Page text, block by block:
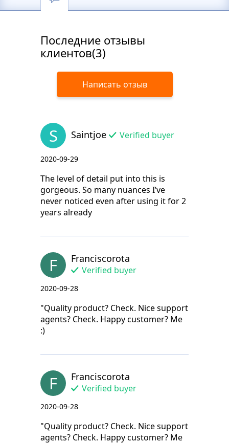
Последние отзывы
клиентов(3)
Написать отзыв
S Saintjoe Verified buyer
2020-09-29
The level of detail put into this is
gorgeous. So many nuances I’ve
never noticed even after using it for 2
years already
F Franciscorota
Verified buyer
2020-09-28
"Quality product? Check. Nice support
agents? Check. Happy customer? Me
:)
F Franciscorota
Verified buyer
2020-09-28
"Quality product? Check. Nice support
agents? Check. Happy customer? Me